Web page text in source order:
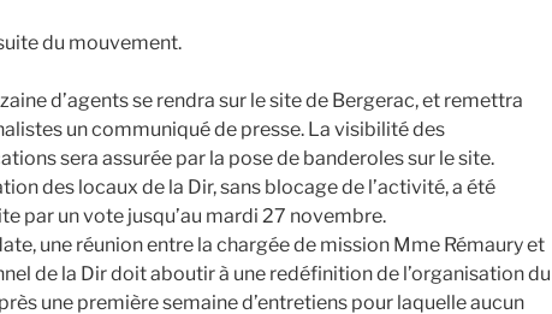
du mouvement.
d’agents se rendra sur le site de Bergerac, et remettra
un communiqué de presse. La visibilité des
sera assurée par la pose de banderoles sur le site.
des locaux de la Dir, sans blocage de l’activité, a été
par un vote jusqu’au mardi 27 novembre.
une réunion entre la chargée de mission Mme Rémaury et
de la Dir doit aboutir à une redéfinition de l’organisation du
une première semaine d’entretiens pour laquelle aucun